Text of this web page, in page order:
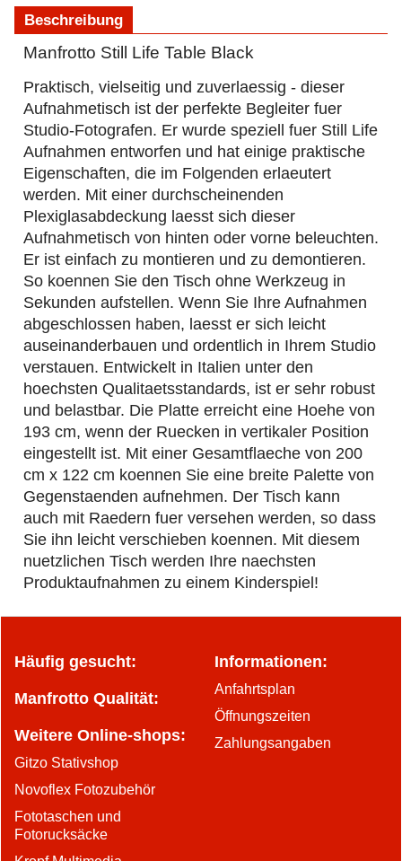
Beschreibung
Manfrotto Still Life Table Black
Praktisch, vielseitig und zuverlaessig - dieser
Aufnahmetisch ist der perfekte Begleiter fuer
Studio-Fotografen. Er wurde speziell fuer Still Life
Aufnahmen entworfen und hat einige praktische
Eigenschaften, die im Folgenden erlaeutert
werden. Mit einer durchscheinenden
Plexiglasabdeckung laesst sich dieser
Aufnahmetisch von hinten oder vorne beleuchten.
Er ist einfach zu montieren und zu demontieren.
So koennen Sie den Tisch ohne Werkzeug in
Sekunden aufstellen. Wenn Sie Ihre Aufnahmen
abgeschlossen haben, laesst er sich leicht
auseinanderbauen und ordentlich in Ihrem Studio
verstauen. Entwickelt in Italien unter den
hoechsten Qualitaetsstandards, ist er sehr robust
und belastbar. Die Platte erreicht eine Hoehe von
193 cm, wenn der Ruecken in vertikaler Position
eingestellt ist. Mit einer Gesamtflaeche von 200
cm x 122 cm koennen Sie eine breite Palette von
Gegenstaenden aufnehmen. Der Tisch kann
auch mit Raedern fuer versehen werden, so dass
Sie ihn leicht verschieben koennen. Mit diesem
nuetzlichen Tisch werden Ihre naechsten
Produktaufnahmen zu einem Kinderspiel!
Häufig gesucht: Informationen:
Anfahrtsplan
Öffnungszeiten
Zahlungsangaben
Manfrotto Qualität:
Weitere Online-shops:
Gitzo Stativshop
Novoflex Fotozubehör
Fototaschen und
Fotorucksäcke